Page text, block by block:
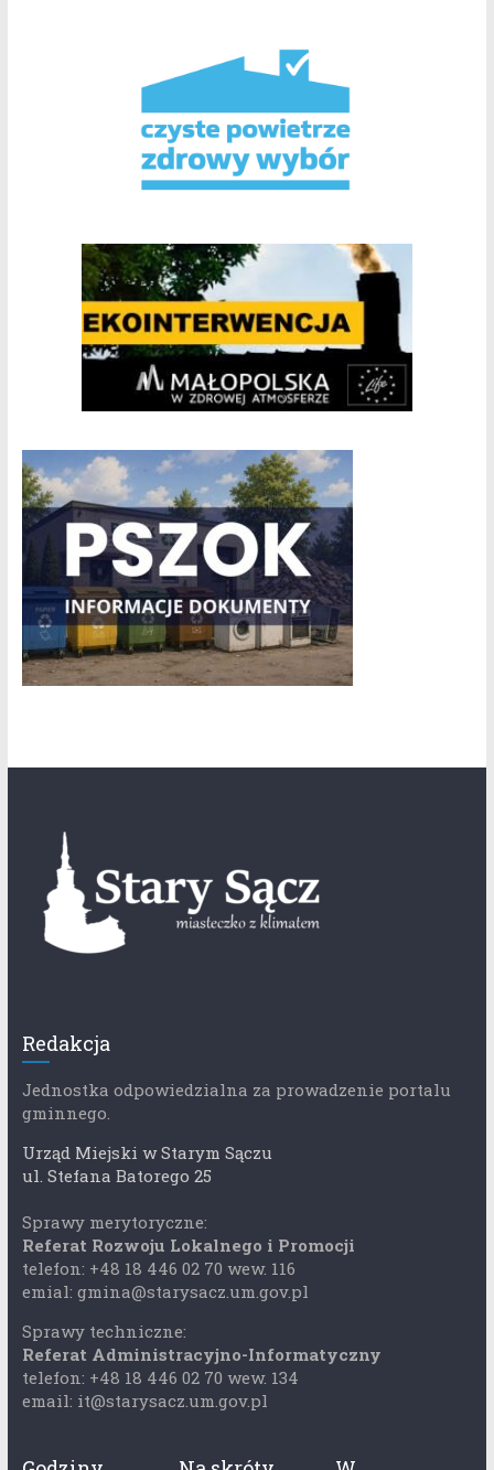
Redakcja
Jednostka odpowiedzialna za prowadzenie portalu
gminnego.
Urząd Miejski w Starym Sączu
ul. Stefana Batorego 25
Sprawy merytoryczne:
Referat Rozwoju Lokalnego i Promocji
telefon: +48 18 446 02 70 wew. 116
emial: gmina@starysacz.um.gov.pl
Sprawy techniczne:
Referat Administracyjno-Informatyczny
telefon: +48 18 446 02 70 wew. 134
email: it@starysacz.um.gov.pl